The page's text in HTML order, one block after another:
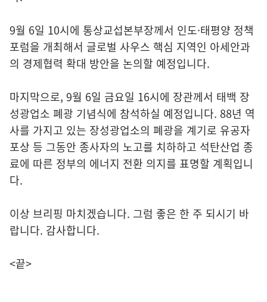
9월 6일 10시에 통상교섭본부장께서 인도·태평양 정책
포럼을 개최해서 글로벌 사우스 핵심 지역인 아세안과
의 경제협력 확대 방안을 논의할 예정입니다.
마지막으로, 9월 6일 금요일 16시에 장관께서 태백 장
성광업소 폐광 기념식에 참석하실 예정입니다. 88년 역
사를 가지고 있는 장성광업소의 폐광을 계기로 유공자
포상 등 그동안 종사자의 노고를 치하하고 석탄산업 종
료에 따른 정부의 에너지 전환 의지를 표명할 계획입니
다.
이상 브리핑 마치겠습니다. 그럼 좋은 한 주 되시기 바
랍니다. 감사합니다.
<끝>